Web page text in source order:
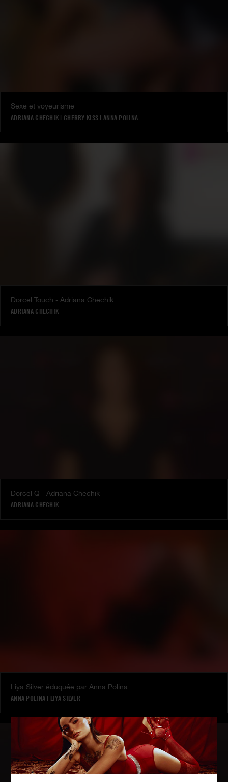
Sexe et voyeurisme
ADRIANA CHECHIK | CHERRY KISS | ANNA POLINA
Dorcel Touch - Adriana Chechik
ADRIANA CHECHIK
Dorcel Q - Adriana Chechik
ADRIANA CHECHIK
Liya Silver éduquée par Anna Polina
ANNA POLINA | LIYA SILVER